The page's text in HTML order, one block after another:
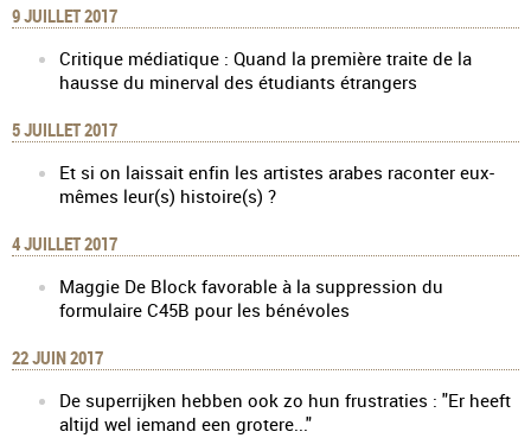
9 JUILLET 2017
Critique médiatique : Quand la première traite de la
hausse du minerval des étudiants étrangers
5 JUILLET 2017
Et si on laissait enfin les artistes arabes raconter eux-
mêmes leur(s) histoire(s) ?
4 JUILLET 2017
Maggie De Block favorable à la suppression du
formulaire C45B pour les bénévoles
22 JUIN 2017
De superrijken hebben ook zo hun frustraties : "Er heeft
altijd wel iemand een grotere..."